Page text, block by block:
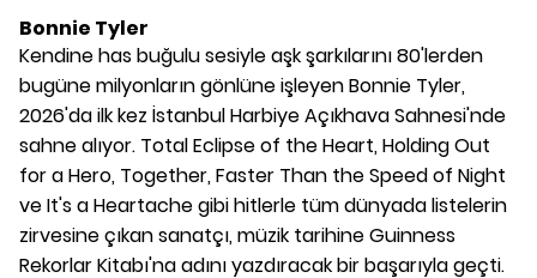
Bonnie Tyler
Kendine has buğulu sesiyle aşk şarkılarını 80'lerden
bugüne milyonların gönlüne işleyen Bonnie Tyler,
2026'da ilk kez İstanbul Harbiye Açıkhava Sahnesi'nde
sahne alıyor. Total Eclipse of the Heart, Holding Out
for a Hero, Together, Faster Than the Speed of Night
ve It's a Heartache gibi hitlerle tüm dünyada listelerin
zirvesine çıkan sanatçı, müzik tarihine Guinness
Rekorlar Kitabı'na adını yazdıracak bir başarıyla geçti.